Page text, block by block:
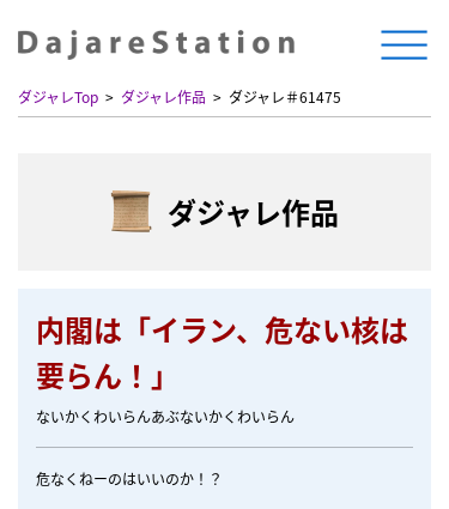
ダジャレTop ダジャレ作品 ダジャレ＃61475
ダジャレ作品
内閣は「イラン、危ない核は
要らん！」
ないかくわいらんあぶないかくわいらん
危なくねーのはいいのか！？